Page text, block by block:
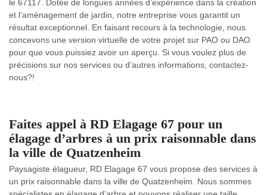
le 67117. Dotée de longues années d’expérience dans la création
et l’aménagement de jardin, notre entreprise vous garantit un
résultat exceptionnel. En faisant recours à la technologie, nous
concevons une version virtuelle de votre projet sur PAO ou DAO
pour que vous puissiez avoir un aperçu. Si vous voulez plus de
précisions sur nos services ou d’autres informations, contactez-
nous?!
Faites appel à RD Elagage 67 pour un
élagage d’arbres à un prix raisonnable dans
la ville de Quatzenheim
Paysagiste élagueur, RD Elagage 67 vous propose des services à
un prix raisonnable dans la ville de Quatzenheim. Nous sommes